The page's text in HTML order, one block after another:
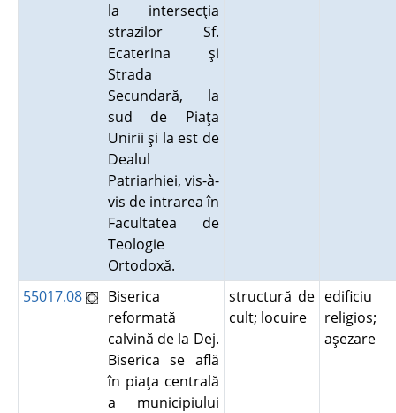
la intersecţia
strazilor Sf.
Ecaterina şi
Strada
Secundară, la
sud de Piaţa
Unirii şi la est de
Dealul
Patriarhiei, vis-à-
vis de intrarea în
Facultatea de
Teologie
Ortodoxă.
55017.08
Biserica
reformată
calvină de la Dej.
Biserica se află
în piaţa centrală
a municipiului
structură de
cult; locuire
edificiu
religios;
aşezare